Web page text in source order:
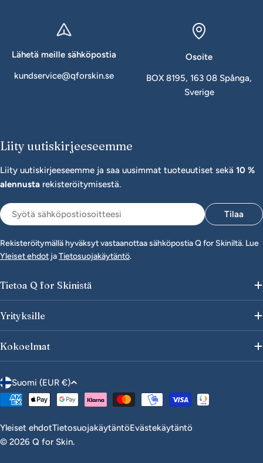
Lähetä meille sähköpostia
kundservice@qforskin.se
Osoite
BOX 8195, 163 08 Spånga,
Sverige
Liity uutiskirjeeseemme
Liity uutiskirjeeseemme ja saa uusimmat tuoteuutiset sekä 10 %
alennusta rekisteröitymisestä.
Sähköposti Tilaa
Rekisteröitymällä hyväksyt vastaanottaa sähköpostia Q for Skiniltä. Lue
Yleiset ehdot jaTietosuojakäytäntö.
Tietoa Q for Skinistä
Yrityksille
Kokoelmat
M
a
/
a
Suomi (EUR €)
Maksutavat
© 2026 Q for Skin.
Yleiset ehdotTietosuojakäytäntöEvästekäytäntö